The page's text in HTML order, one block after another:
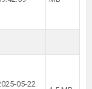
05-22